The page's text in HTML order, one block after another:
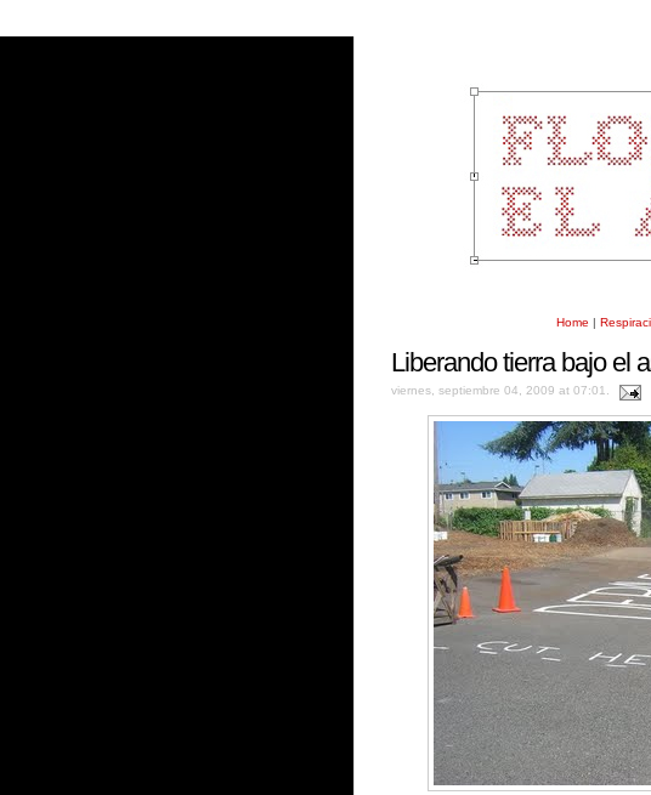
Home |
Liberando tierra bajo el
viernes, septiembre 04, 2009 at 07:01.